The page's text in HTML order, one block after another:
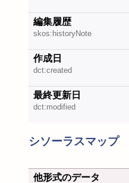
編集履歴
skos:historyNote
作成日
dct:created
最終更新日
dct:modified
シソーラスマップ
他形式のデータ